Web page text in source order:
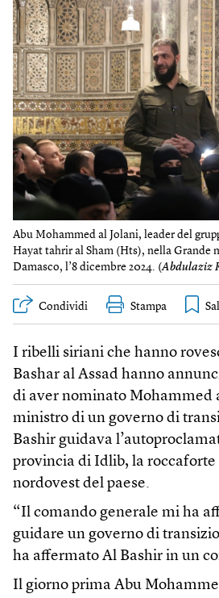
Abu Mohammed al Jolani, leader del
Hayat tahrir al Sham (Hts), nella Grande
Damasco, l’8 dicembre 2024. (Abdulaziz
Condividi Stampa
I ribelli siriani che hanno
Bashar al Assad hanno
di aver nominato Mohammed
ministro di un governo di
Bashir guidava
provincia di Idlib, la
nordovest del paese.
“Il comando generale mi ha
guidare un governo di
ha affermato Al Bashir in un
Il giorno prima Abu